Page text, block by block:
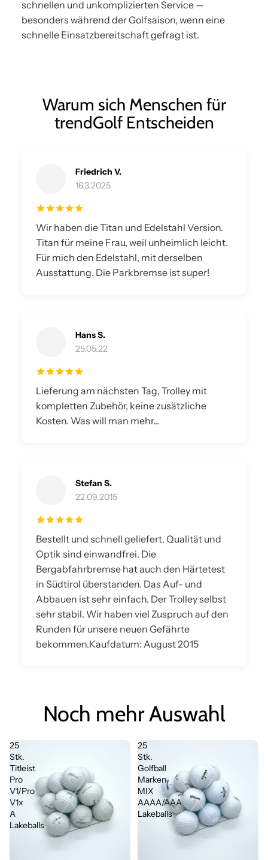
schnellen und unkomplizierten Service —
besonders während der Golfsaison, wenn eine
schnelle Einsatzbereitschaft gefragt ist.
Warum sich Menschen für
trendGolf Entscheiden
Friedrich V.
16.3.2025
Wir haben die Titan und Edelstahl Version.
Titan für meine Frau, weil unheimlich leicht.
Für mich den Edelstahl, mit derselben
Ausstattung. Die Parkbremse ist super!
Hans S.
25.05.22
Lieferung am nächsten Tag, Trolley mit
kompletten Zubehör, keine zusätzliche
Kosten. Was will man mehr...
Stefan S.
22.09.2015
Bestellt und schnell geliefert. Qualität und
Optik sind einwandfrei. Die
Bergabfahrbremse hat auch den Härtetest
in Südtirol überstanden. Das Auf- und
Abbauen ist sehr einfach. Der Trolley selbst
sehr stabil. Wir haben viel Zuspruch auf den
Runden für unsere neuen Gefährte
bekommen.Kaufdatum: August 2015
Noch mehr Auswahl
25
Stk.
Titleist
Pro
V1/Pro
V1x
A
Lakeballs
25
Stk.
Golfball
Marken
MIX
AAAA/AAA
Lakeballs